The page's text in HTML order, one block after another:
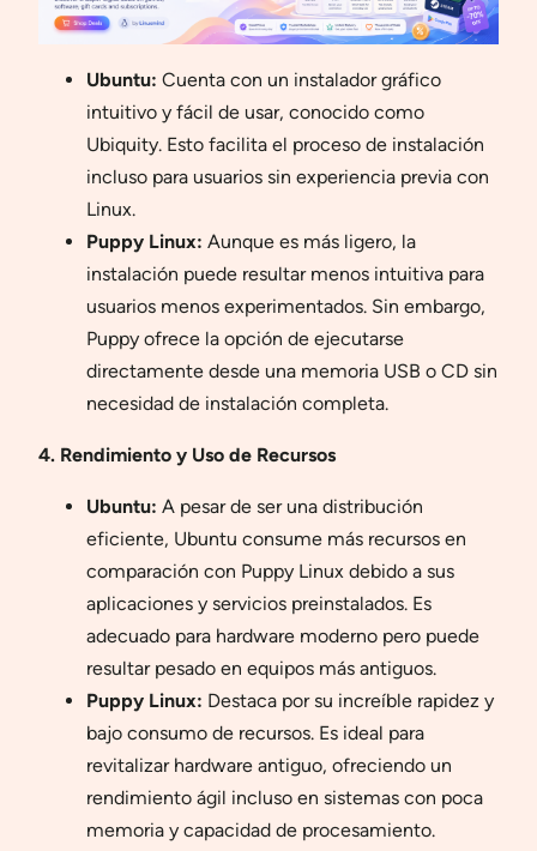
Ubuntu: Cuenta con un instalador gráfico
intuitivo y fácil de usar, conocido como
Ubiquity. Esto facilita el proceso de instalación
incluso para usuarios sin experiencia previa con
Linux.
Puppy Linux: Aunque es más ligero, la
instalación puede resultar menos intuitiva para
usuarios menos experimentados. Sin embargo,
Puppy ofrece la opción de ejecutarse
directamente desde una memoria USB o CD sin
necesidad de instalación completa.
4. Rendimiento y Uso de Recursos
Ubuntu: A pesar de ser una distribución
eficiente, Ubuntu consume más recursos en
comparación con Puppy Linux debido a sus
aplicaciones y servicios preinstalados. Es
adecuado para hardware moderno pero puede
resultar pesado en equipos más antiguos.
Puppy Linux: Destaca por su increíble rapidez y
bajo consumo de recursos. Es ideal para
revitalizar hardware antiguo, ofreciendo un
rendimiento ágil incluso en sistemas con poca
memoria y capacidad de procesamiento.